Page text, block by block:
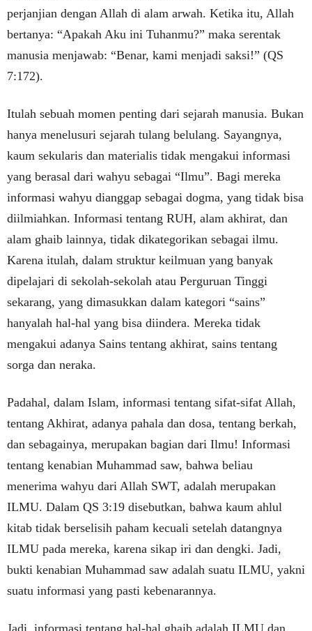
perjanjian dengan Allah di alam arwah. Ketika itu, Allah
bertanya: “Apakah Aku ini Tuhanmu?” maka serentak
manusia menjawab: “Benar, kami menjadi saksi!” (QS
7:172).
Itulah sebuah momen penting dari sejarah manusia. Bukan
hanya menelusuri sejarah tulang belulang. Sayangnya,
kaum sekularis dan materialis tidak mengakui informasi
yang berasal dari wahyu sebagai “Ilmu”. Bagi mereka
informasi wahyu dianggap sebagai dogma, yang tidak bisa
diilmiahkan. Informasi tentang RUH, alam akhirat, dan
alam ghaib lainnya, tidak dikategorikan sebagai ilmu.
Karena itulah, dalam struktur keilmuan yang banyak
dipelajari di sekolah-sekolah atau Perguruan Tinggi
sekarang, yang dimasukkan dalam kategori “sains”
hanyalah hal-hal yang bisa diindera. Mereka tidak
mengakui adanya Sains tentang akhirat, sains tentang
sorga dan neraka.
Padahal, dalam Islam, informasi tentang sifat-sifat Allah,
tentang Akhirat, adanya pahala dan dosa, tentang berkah,
dan sebagainya, merupakan bagian dari Ilmu! Informasi
tentang kenabian Muhammad saw, bahwa beliau
menerima wahyu dari Allah SWT, adalah merupakan
ILMU. Dalam QS 3:19 disebutkan, bahwa kaum ahlul
kitab tidak berselisih paham kecuali setelah datangnya
ILMU pada mereka, karena sikap iri dan dengki. Jadi,
bukti kenabian Muhammad saw adalah suatu ILMU, yakni
suatu informasi yang pasti kebenarannya.
Jadi, informasi tentang hal-hal ghaib adalah ILMU dan